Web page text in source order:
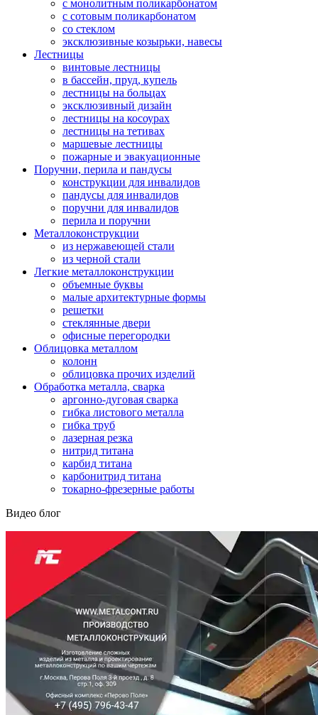
с монолитным поликарбонатом
с сотовым поликарбонатом
со стеклом
эксклюзивные козырьки, навесы
Лестницы
винтовые лестницы
в бассейн, пруд, купель
лестницы на больцах
эксклюзивный дизайн
лестницы на косоурах
лестницы на тетивах
маршевые лестницы
пожарные и эвакуационные
Поручни, перила и пандусы
конструкции для инвалидов
пандусы для инвалидов
поручни для инвалидов
перила и поручни
Металлоконструкции
из нержавеющей стали
из черной стали
Легкие металлоконструкции
объемные буквы
малые архитектурные формы
решетки
стеклянные двери
офисные перегородки
Облицовка металлом
колонн
облицовка прочих изделий
Обработка металла, сварка
аргонно-дуговая сварка
гибка листового металла
гибка труб
лазерная резка
нитрид титана
карбид титана
карбонитрид титана
токарно-фрезерные работы
Видео блог